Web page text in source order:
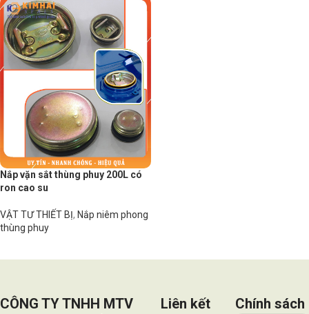
Nắp vặn sắt thùng phuy 200L có
ron cao su
VẬT TƯ THIẾT BỊ, Nắp niêm phong
thùng phuy
CÔNG TY TNHH MTV
Liên kết
Chính sách